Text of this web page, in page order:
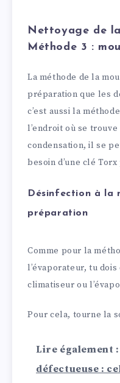
Nettoyage de
Méthode 3 :
La méthode de la
préparation que les
c’est aussi la
l’endroit où se trouve
condensation, il se
besoin d’une clé
Désinfection à la
préparation
Comme pour la
l’évaporateur, tu
climatiseur ou
Pour cela, tourne la
Lire également :
défectueuse :